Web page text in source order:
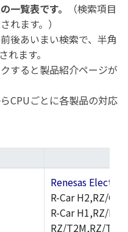
一覧表です。
（検索項目
れます。）
後あいまい検索で、半角
れます。
すると製品紹介ページが
CPUごとに各製品の対応
Renesas
R-Car H2,RZ/
R-Car H1,RZ/
RZ/T2M,RZ/